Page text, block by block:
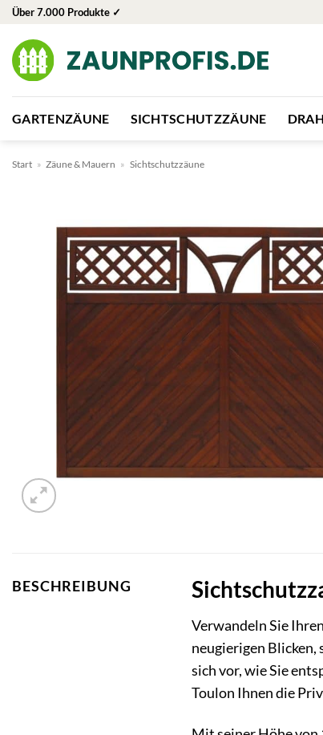
Zum
springen
Über 7.000 Produkte ✓
GARTENZÄUNE SICHTSCHUTZZÄUNE
Start » Zäune & Mauern » Sichtschutzzäune
BESCHREIBUNG
Verwandeln Sie
neugierigen
sich vor, wie Sie
Toulon Ihnen die